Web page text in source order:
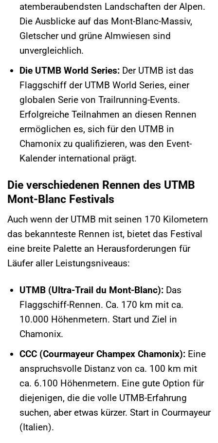
atemberaubendsten Landschaften der Alpen.
Die Ausblicke auf das Mont-Blanc-Massiv,
Gletscher und grüne Almwiesen sind
unvergleichlich.
Die UTMB World Series:Der UTMB ist das
Flaggschiff der UTMB World Series, einer
globalen Serie von Trailrunning-Events.
Erfolgreiche Teilnahmen an diesen Rennen
ermöglichen es, sich für den UTMB in
Chamonix zu qualifizieren, was den Event-
Kalender international prägt.
Die verschiedenen Rennen des UTMB
Mont-Blanc Festivals
Auch wenn der UTMB mit seinen 170 Kilometern
das bekannteste Rennen ist, bietet das Festival
eine breite Palette an Herausforderungen für
Läufer aller Leistungsniveaus:
UTMB (Ultra-Trail du Mont-Blanc):Das
Flaggschiff-Rennen. Ca. 170 km mit ca.
10.000 Höhenmetern. Start und Ziel in
Chamonix.
CCC (Courmayeur Champex Chamonix):Eine
anspruchsvolle Distanz von ca. 100 km mit
ca. 6.100 Höhenmetern. Eine gute Option für
diejenigen, die die volle UTMB-Erfahrung
suchen, aber etwas kürzer. Start in Courmayeur
(Italien).